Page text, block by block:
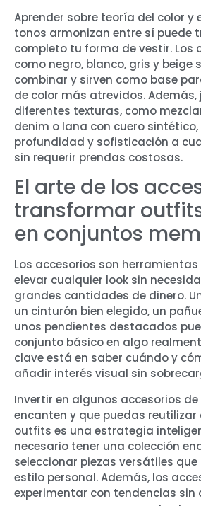
Aprender sobre teoría del color y
tonos armonizan entre sí puede
completo tu forma de vestir. Los
como negro, blanco, gris y beige
combinar y sirven como base
de color más atrevidos. Además,
diferentes texturas, como
denim o lana con cuero
profundidad y sofisticación a
sin requerir prendas costosas.
El arte de los
transformar
en conjuntos
Los accesorios son
elevar cualquier look sin
grandes cantidades de dinero.
un cinturón bien elegido, un
unos pendientes destacados
conjunto básico en algo
clave está en saber cuándo y
añadir interés visual sin
Invertir en algunos accesorios
encanten y que puedas reutilizar
outfits es una estrategia
necesario tener una colección
seleccionar piezas versátiles
estilo personal. Además, los
experimentar con tendencias